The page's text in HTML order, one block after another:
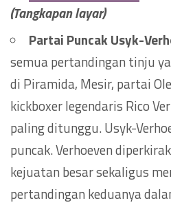
(Tangkapan layar)
Partai Puncak Usyk-
semua pertandingan tinju
di Piramida, Mesir, partai
kickboxer legendaris Rico
paling ditunggu. Usyk-
puncak. Verhoeven
kejuatan besar sekaligus
pertandingan keduanya